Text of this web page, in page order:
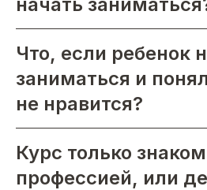
Что, если ребенок
заниматься и
не нравится?
Курс только
профессией, или